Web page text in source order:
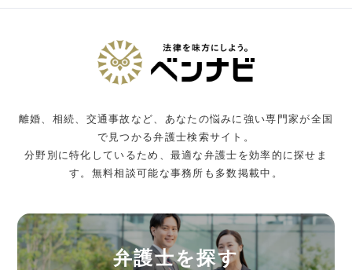
離婚、相続、交通事故など、あなたの悩みに強い専門家が全国
で見つかる弁護士検索サイト。
分野別に特化しているため、最適な弁護士を効率的に探せま
す。無料相談可能な事務所も多数掲載中。
弁護士を探す